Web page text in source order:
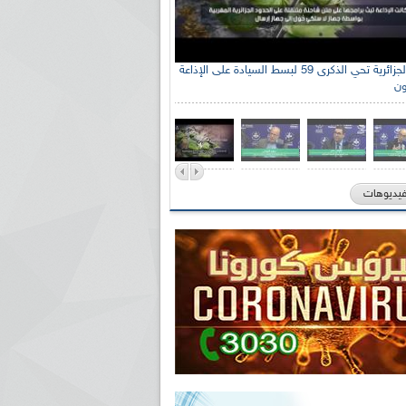
الإذاعة الجزائرية تحي الذكرى 59 لبسط السيادة على الإذاعة